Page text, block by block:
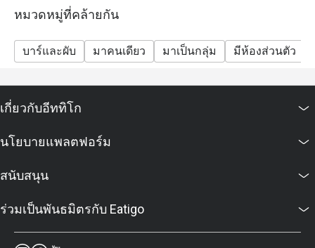
หมวดหมู่ที่คล้ายกัน
บาร์และผับ มาคนเดียว มาเป็นกลุ่ม มีห้องส่วนตัว
เกี่ยวกับอีททิโก
นโยบายแพลตฟอร์ม
สนับสนุน
ร่วมเป็นพันธมิตรกับ Eatigo